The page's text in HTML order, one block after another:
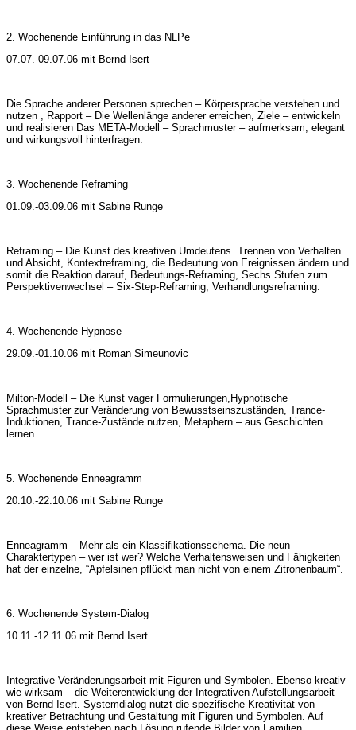
2. Wochenende Einführung in das NLPe
07.07.-09.07.06 mit Bernd Isert
Die Sprache anderer Personen sprechen – Körpersprache verstehen und
nutzen , Rapport – Die Wellenlänge anderer erreichen, Ziele – entwickeln
und realisieren Das META-Modell – Sprachmuster – aufmerksam, elegant
und wirkungsvoll hinterfragen.
3. Wochenende Reframing
01.09.-03.09.06 mit Sabine Runge
Reframing – Die Kunst des kreativen Umdeutens. Trennen von Verhalten
und Absicht, Kontextreframing, die Bedeutung von Ereignissen ändern und
somit die Reaktion darauf, Bedeutungs-Reframing, Sechs Stufen zum
Perspektivenwechsel – Six-Step-Reframing, Verhandlungsreframing.
4. Wochenende Hypnose
29.09.-01.10.06 mit Roman Simeunovic
Milton-Modell – Die Kunst vager Formulierungen,Hypnotische
Sprachmuster zur Veränderung von Bewusstseinszuständen, Trance-
Induktionen, Trance-Zustände nutzen, Metaphern – aus Geschichten
lernen.
5. Wochenende Enneagramm
20.10.-22.10.06 mit Sabine Runge
Enneagramm – Mehr als ein Klassifikationsschema. Die neun
Charaktertypen – wer ist wer? Welche Verhaltensweisen und Fähigkeiten
hat der einzelne, “Apfelsinen pflückt man nicht von einem Zitronenbaum“.
6. Wochenende System-Dialog
10.11.-12.11.06 mit Bernd Isert
Integrative Veränderungsarbeit mit Figuren und Symbolen. Ebenso kreativ
wie wirksam – die Weiterentwicklung der Integrativen Aufstellungsarbeit
von Bernd Isert. Systemdialog nutzt die spezifische Kreativität von
kreativer Betrachtung und Gestaltung mit Figuren und Symbolen. Auf